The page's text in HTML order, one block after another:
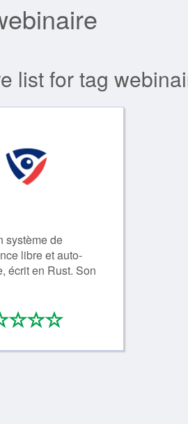
list for tag
système de
libre et auto-
écrit en Rust. Son
****
0/4